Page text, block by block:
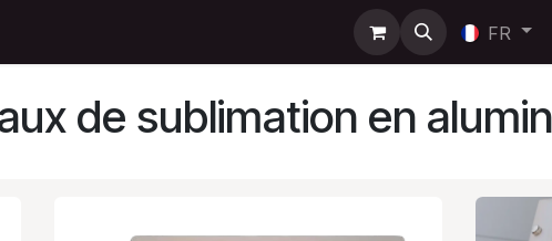
FR
de sublimation en